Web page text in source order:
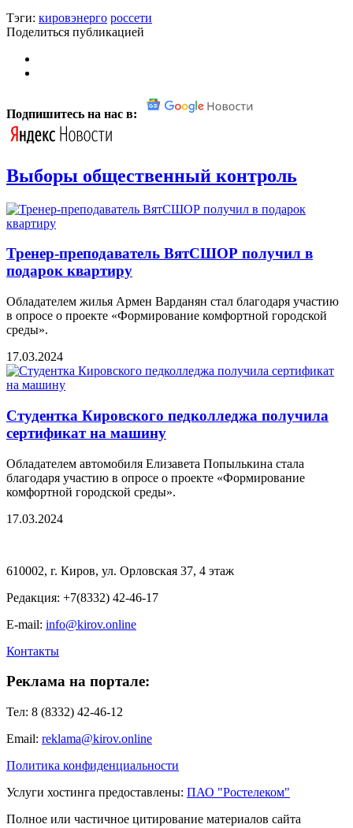
Тэги: кировэнерго россети
Поделиться публикацией
Подпишитесь на нас в:
Выборы общественный контроль
Тренер-преподаватель ВятСШОР получил в
подарок квартиру
Обладателем жилья Армен Варданян стал благодаря участию
в опросе о проекте «Формирование комфортной городской
среды».
17.03.2024
Студентка Кировского педколледжа получила
сертификат на машину
Обладателем автомобиля Елизавета Попылькина стала
благодаря участию в опросе о проекте «Формирование
комфортной городской среды».
17.03.2024
610002, г. Киров, ул. Орловская 37, 4 этаж
Редакция: +7(8332) 42-46-17
E-mail: info@kirov.online
Контакты
Реклама на портале:
Тел: 8 (8332) 42-46-12
Email: reklama@kirov.online
Политика конфиденциальности
Услуги хостинга предоставлены: ПАО "Ростелеком"
Полное или частичное цитирование материалов сайта